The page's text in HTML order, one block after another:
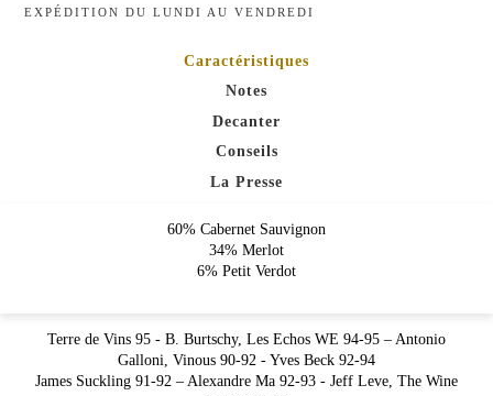
EXPÉDITION DU LUNDI AU VENDREDI
Caractéristiques
Notes
Decanter
Conseils
La Presse
60% Cabernet Sauvignon
34% Merlot
6% Petit Verdot
Terre de Vins 95 - B. Burtschy, Les Echos WE 94-95 – Antonio
Galloni, Vinous 90-92 - Yves Beck 92-94
James Suckling 91-92 – Alexandre Ma 92-93 - Jeff Leve, The Wine